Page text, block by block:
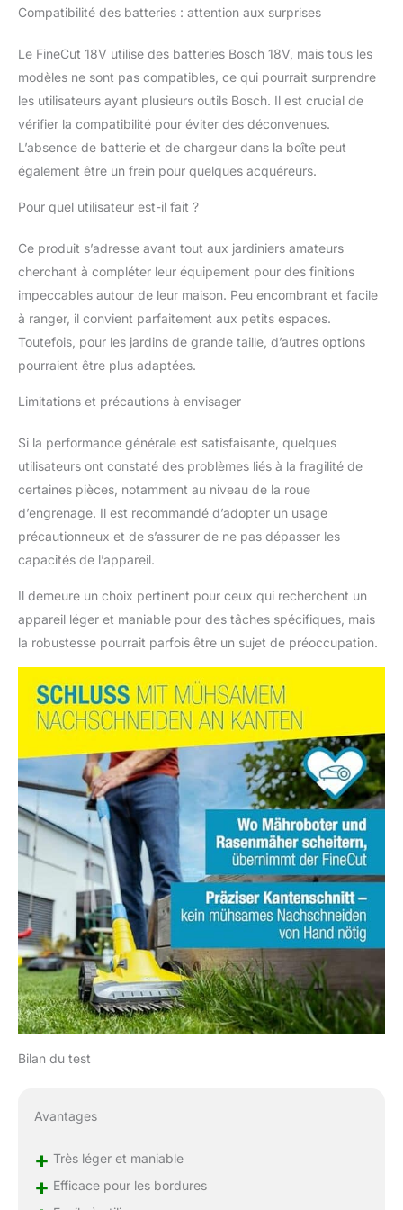
ERGONOMIE ET
D’UTILISATION : Le
guidon réglable
s’adapte d’une simple
coupe sous les
arbustes, les meubles
de jardin et dans les
BATTERIE, 10+
MARQUES, 150+
OUTILS. Le FineCut
18V est compatible
avec toutes les
batteries 18V BOSCH
(Power for All).
modèle Baretool est
chargeur ; ils doivent
séparément.
QUALITÉ ALLEMANDE
ET EXPERTISE :
Marque GLORIA établie
depuis plus de 75 ans
l'industrie. Profitez
d'une grande durabilité
et d'une garantie de 10
rechange : un
investissement sûr
pour votre jardin !
CONTENU DE LA
LIVRAISON : 1x FineCut
18V coupe-
bordures/tondeuse.
Batterie et chargeur
BOSCH non inclus.
Compatibilité des batteries : attention aux surprises
Le FineCut 18V utilise des batteries Bosch 18V, mais tous les
modèles ne sont pas compatibles, ce qui pourrait surprendre
les utilisateurs ayant plusieurs outils Bosch. Il est crucial de
vérifier la compatibilité pour éviter des déconvenues.
L’absence de batterie et de chargeur dans la boîte peut
également être un frein pour quelques acquéreurs.
Pour quel utilisateur est-il fait ?
Ce produit s’adresse avant tout aux jardiniers amateurs
cherchant à compléter leur équipement pour des finitions
impeccables autour de leur maison. Peu encombrant et facile
à ranger, il convient parfaitement aux petits espaces.
Toutefois, pour les jardins de grande taille, d’autres options
pourraient être plus adaptées.
Limitations et précautions à envisager
Si la performance générale est satisfaisante, quelques
utilisateurs ont constaté des problèmes liés à la fragilité de
certaines pièces, notamment au niveau de la roue
d’engrenage. Il est recommandé d’adopter un usage
précautionneux et de s’assurer de ne pas dépasser les
capacités de l’appareil.
Il demeure un choix pertinent pour ceux qui recherchent un
appareil léger et maniable pour des tâches spécifiques, mais
la robustesse pourrait parfois être un sujet de préoccupation.
Bilan du test
Avantages
+ Très léger et maniable
+ Efficace pour les bordures